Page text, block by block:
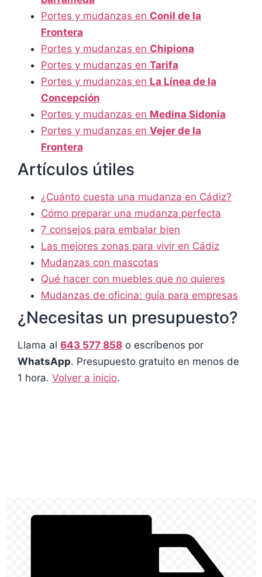
Portes y mudanzas en Conil de la
Frontera
Portes y mudanzas en Chipiona
Portes y mudanzas en Tarifa
Portes y mudanzas en La Línea de la
Concepción
Portes y mudanzas en Medina Sidonia
Portes y mudanzas en Vejer de la
Frontera
Artículos útiles
¿Cuánto cuesta una mudanza en Cádiz?
Cómo preparar una mudanza perfecta
7 consejos para embalar bien
Las mejores zonas para vivir en Cádiz
Mudanzas con mascotas
Qué hacer con muebles que no quieres
Mudanzas de oficina: guía para empresas
¿Necesitas un presupuesto?
Llama al 643 577 858 o escríbenos por
WhatsApp. Presupuesto gratuito en menos de
1 hora. Volver a inicio.